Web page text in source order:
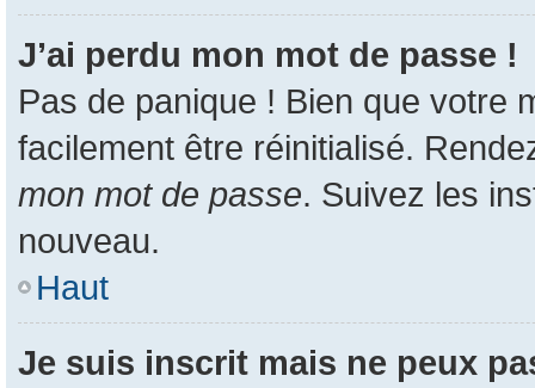
J’ai perdu mon mot de passe !
Pas de panique ! Bien que votre
facilement être réinitialisé.
mon mot de passe. Suivez les
nouveau.
Haut
Je suis inscrit mais ne peux